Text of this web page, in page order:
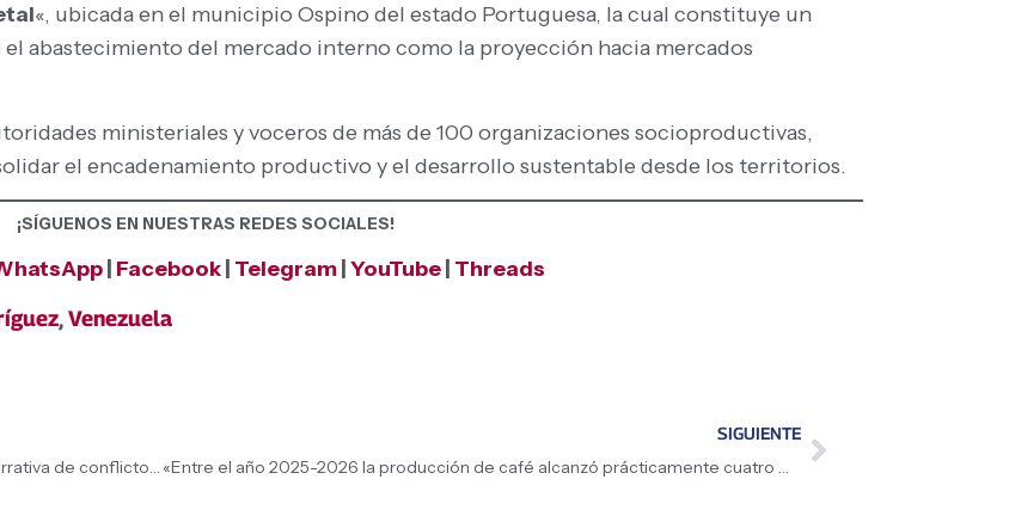
«, ubicada en el municipio Ospino del estado Portuguesa, la cual constituye un
abastecimiento del mercado interno como la proyección hacia mercados
ministeriales y voceros de más de 100 organizaciones socioproductivas,
el encadenamiento productivo y el desarrollo sustentable desde los territorios.
¡SÍGUENOS EN NUESTRAS REDES SOCIALES!
Facebook Telegram YouTube Threads
,Venezuela
Venezuela denuncia ante la comunidad internacional falsa narrativa de conflicto promovida por Guyana
SIGUIENTE
«Entre el año 2025-2026 la producción de café alcanzó prácticamente cuatro millones de quintales de café», informó Presidenta (E) Delcy Rodríguez